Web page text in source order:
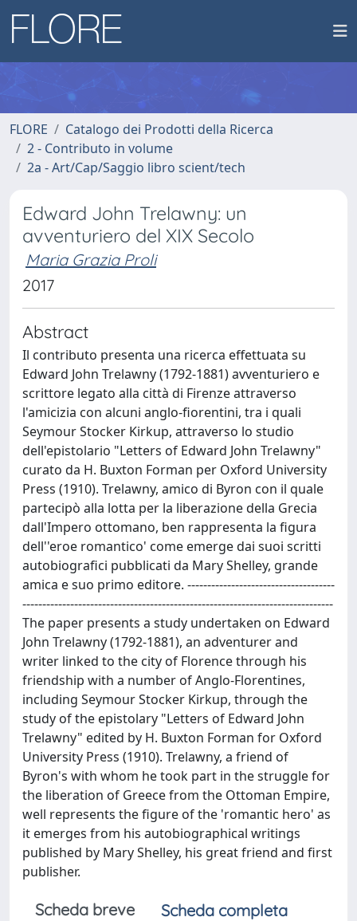
FLORE
Catalogo dei Prodotti della Ricerca
2 - Contributo in volume
2a - Art/Cap/Saggio libro scient/tech
Edward John Trelawny: un
avventuriero del XIX Secolo
Maria Grazia Proli
2017
Abstract
Il contributo presenta una ricerca effettuata su
Edward John Trelawny (1792-1881) avventuriero e
scrittore legato alla città di Firenze attraverso
l'amicizia con alcuni anglo-fiorentini, tra i quali
Seymour Stocker Kirkup, attraverso lo studio
dell'epistolario "Letters of Edward John Trelawny"
curato da H. Buxton Forman per Oxford University
Press (1910). Trelawny, amico di Byron con il quale
partecipò alla lotta per la liberazione della Grecia
dall'Impero ottomano, ben rappresenta la figura
dell''eroe romantico' come emerge dai suoi scritti
autobiografici pubblicati da Mary Shelley, grande
amica e suo primo editore. -------------------------------------
------------------------------------------------------------------------------
The paper presents a study undertaken on Edward
John Trelawny (1792-1881), an adventurer and
writer linked to the city of Florence through his
friendship with a number of Anglo-Florentines,
including Seymour Stocker Kirkup, through the
study of the epistolary "Letters of Edward John
Trelawny" edited by H. Buxton Forman for Oxford
University Press (1910). Trelawny, a friend of
Byron's with whom he took part in the struggle for
the liberation of Greece from the Ottoman Empire,
well represents the figure of the 'romantic hero' as
it emerges from his autobiographical writings
published by Mary Shelley, his great friend and first
publisher.
Scheda breve
Scheda completa